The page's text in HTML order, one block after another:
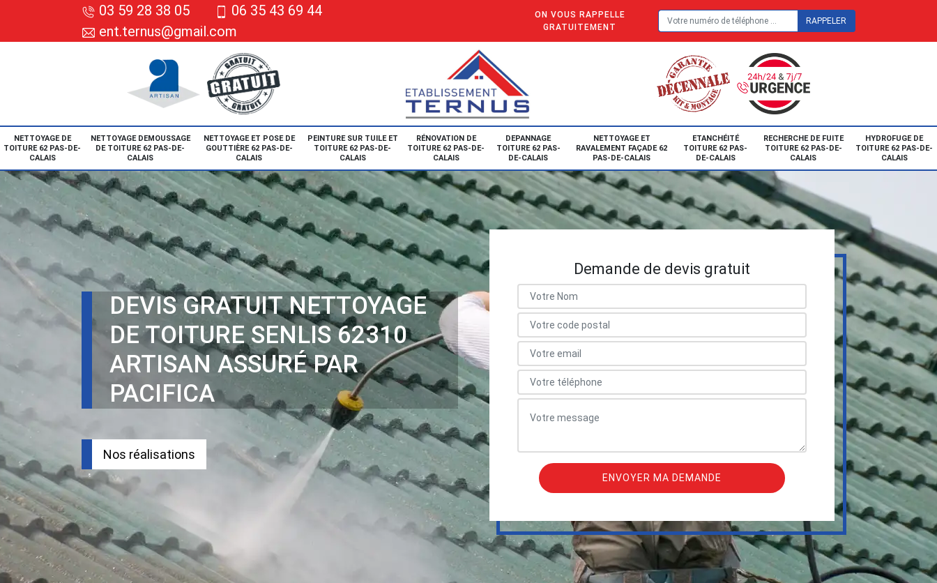
03 59 28 38 05
06 35 43 69 44
ent.ternus@gmail.com
ON VOUS RAPPELLE
GRATUITEMENT
NETTOYAGE DE
TOITURE 62 PAS-DE-
CALAIS
NETTOYAGE DEMOUSSAGE
DE TOITURE 62 PAS-DE-
CALAIS
NETTOYAGE ET POSE DE
GOUTTIÈRE 62 PAS-DE-
CALAIS
PEINTURE SUR TUILE ET
TOITURE 62 PAS-DE-
CALAIS
RÉNOVATION DE
TOITURE 62 PAS-DE-
CALAIS
DEPANNAGE
TOITURE 62 PAS-
DE-CALAIS
NETTOYAGE ET
RAVALEMENT FAÇADE 62
PAS-DE-CALAIS
ETANCHÉITÉ
TOITURE 62 PAS-
DE-CALAIS
RECHERCHE DE FUITE
TOITURE 62 PAS-DE-
CALAIS
HYDROFUGE DE
TOITURE 62 PAS-DE-
CALAIS
DEVIS GRATUIT NETTOYAGE
DE TOITURE SENLIS 62310
ARTISAN ASSURÉ PAR
PACIFICA
Nos réalisations
Demande de devis gratuit